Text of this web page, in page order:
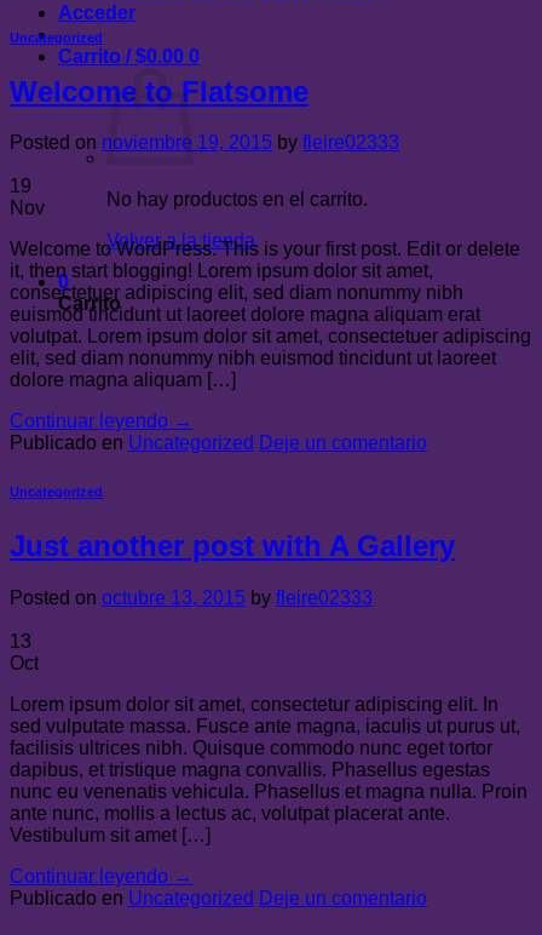
Acceder
Carrito /$0.00 0
No hay productos en el carrito.
Volver a la tienda
0
Carrito
Uncategorized
Welcome to Flatsome
Posted on noviembre 19, 2015 by fleire02333
19
Nov
Welcome to WordPress. This is your first post. Edit or delete
it, then start blogging! Lorem ipsum dolor sit amet,
consectetuer adipiscing elit, sed diam nonummy nibh
euismod tincidunt ut laoreet dolore magna aliquam erat
volutpat. Lorem ipsum dolor sit amet, consectetuer adipiscing
elit, sed diam nonummy nibh euismod tincidunt ut laoreet
dolore magna aliquam […]
Continuar leyendo →
Publicado en Uncategorized Deje un comentario
Uncategorized
Just another post with A Gallery
Posted on octubre 13, 2015 by fleire02333
13
Oct
Lorem ipsum dolor sit amet, consectetur adipiscing elit. In
sed vulputate massa. Fusce ante magna, iaculis ut purus ut,
facilisis ultrices nibh. Quisque commodo nunc eget tortor
dapibus, et tristique magna convallis. Phasellus egestas
nunc eu venenatis vehicula. Phasellus et magna nulla. Proin
ante nunc, mollis a lectus ac, volutpat placerat ante.
Vestibulum sit amet […]
Continuar leyendo →
Publicado en Uncategorized Deje un comentario